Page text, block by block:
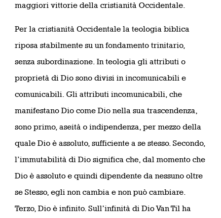
maggiori vittorie della cristianità Occidentale.
Per la cristianità Occidentale la teologia biblica
riposa stabilmente su un fondamento trinitario,
senza subordinazione. In teologia gli attributi o
proprietà di Dio sono divisi in incomunicabili e
comunicabili. Gli attributi incomunicabili, che
manifestano Dio come Dio nella sua trascendenza,
sono primo, aseità o indipendenza, per mezzo della
quale Dio è assoluto, sufficiente a se stesso. Secondo,
l’immutabilità di Dio significa che, dal momento che
Dio è assoluto e quindi dipendente da nessuno oltre
se Stesso, egli non cambia e non può cambiare.
Terzo, Dio è infinito. Sull’infinità di Dio Van Til ha